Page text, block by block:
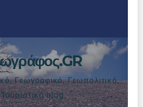
Γεωγραφικό, Γεωπολιτικό,
Τουριστικό blog.